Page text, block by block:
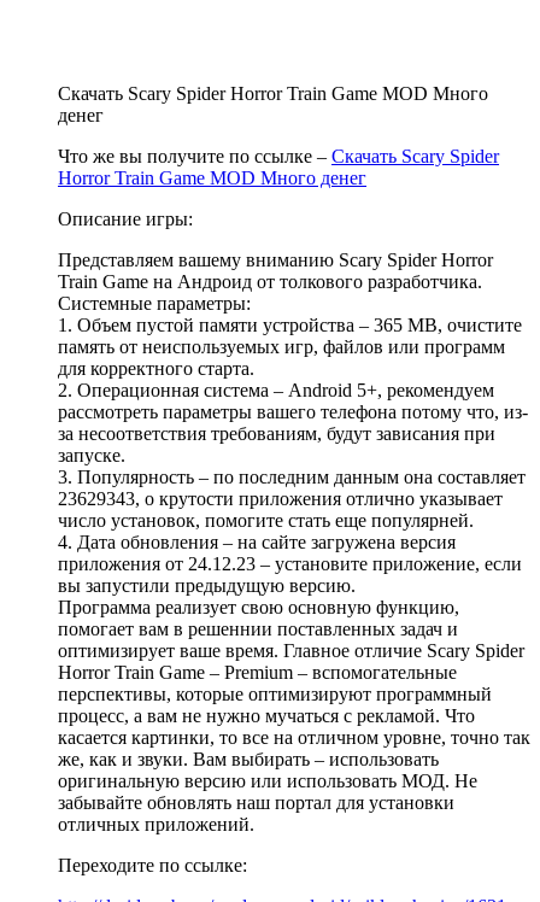
Скачать Scary Spider Horror Train Game MOD Много
денег
Что же вы получите по ссылке – Скачать Scary Spider
Horror Train Game MOD Много денег
Описание игры:
Представляем вашему вниманию Scary Spider Horror
Train Game на Андроид от толкового разработчика.
Системные параметры:
1. Объем пустой памяти устройства – 365 MB, очистите
память от неиспользуемых игр, файлов или программ
для корректного старта.
2. Операционная система – Android 5+, рекомендуем
рассмотреть параметры вашего телефона потому что, из-
за несоответствия требованиям, будут зависания при
запуске.
3. Популярность – по последним данным она составляет
23629343, о крутости приложения отлично указывает
число установок, помогите стать еще популярней.
4. Дата обновления – на сайте загружена версия
приложения от 24.12.23 – установите приложение, если
вы запустили предыдущую версию.
Программа реализует свою основную функцию,
помогает вам в решеннии поставленных задач и
оптимизирует ваше время. Главное отличие Scary Spider
Horror Train Game – Premium – вспомогательные
перспективы, которые оптимизируют программный
процесс, а вам не нужно мучаться с рекламой. Что
касается картинки, то все на отличном уровне, точно так
же, как и звуки. Вам выбирать – использовать
оригинальную версию или использовать МОД. Не
забывайте обновлять наш портал для установки
отличных приложений.
Переходите по ссылке: